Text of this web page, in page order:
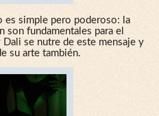
es simple pero poderoso: la
son fundamentales para el
Dali se nutre de este mensaje y
su arte también.